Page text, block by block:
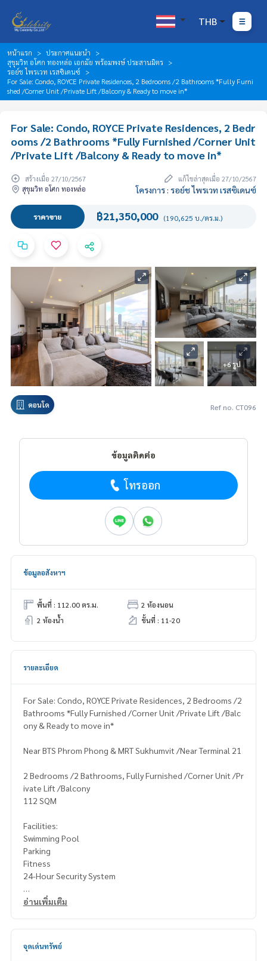
THB
หน้าแรก
ประกาศแนะนำ
สุขุมวิท อโศก ทองหล่อ เอกมัย พร้อมพงษ์ ประสานมิตร
รอย์ช ไพรเวท เรสซิเดนซ์
For Sale: Condo, ROYCE Private Residences, 2 Bedrooms /2 Bathrooms *Fully Furni
shed /Corner Unit /Private Lift /Balcony & Ready to move in*
For Sale: Condo, ROYCE Private Residences, 2 Bedr
ooms /2 Bathrooms *Fully Furnished /Corner Unit
/Private Lift /Balcony & Ready to move in*
สร้างเมื่อ 27/10/2567
แก้ไขล่าสุดเมื่อ 27/10/2567
สุขุมวิท อโศก ทองหล่อ
โครงการ : รอย์ช ไพรเวท เรสซิเดนซ์
ราคาขาย ฿21,350,000 (190,625 บ./ตร.ม.)
+6 รูป
คอนโด Ref no. CT096
ข้อมูลติดต่อ
โทรออก
ข้อมูลอสังหาฯ
พื้นที่ : 112.00 ตร.ม.
2 ห้องนอน
2 ห้องน้ำ
ชั้นที่ : 11-20
รายละเอียด
For Sale: Condo, ROYCE Private Residences, 2 Bedrooms /2
Bathrooms *Fully Furnished /Corner Unit /Private Lift /Balc
ony & Ready to move in*
Near BTS Phrom Phong & MRT Sukhumvit /Near Terminal 21
2 Bedrooms /2 Bathrooms, Fully Furnished /Corner Unit /Pr
ivate Lift /Balcony
112 SQM
Facilities:
Swimming Pool
Parking
Fitness
24-Hour Security System
Selling Price: 21.35 Million Baht
What’s app:
อ่านเพิ่มเติม
จุดเด่นทรัพย์